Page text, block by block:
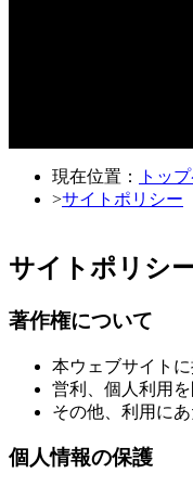
現在位置：
トッ
>サイトポリシー
サイトポリシ
著作権について
本ウェブサイト
営利、個人利用
その他、利用に
個人情報の保護